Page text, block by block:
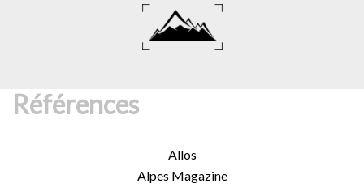
Références
Allos
Alpes Magazine